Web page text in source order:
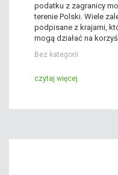
podatku z zagranicy
terenie Polski. Wiele
podpisane z krajami,
mogą działać na
Bez kategorii
czytaj więcej